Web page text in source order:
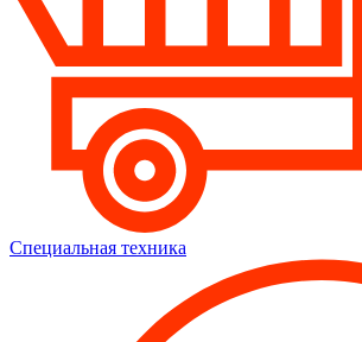
Специальная техника